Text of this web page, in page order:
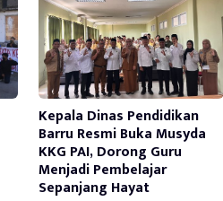
Kepala Dinas Pendidikan
Barru Resmi Buka Musyda
KKG PAI, Dorong Guru
Menjadi Pembelajar
Sepanjang Hayat